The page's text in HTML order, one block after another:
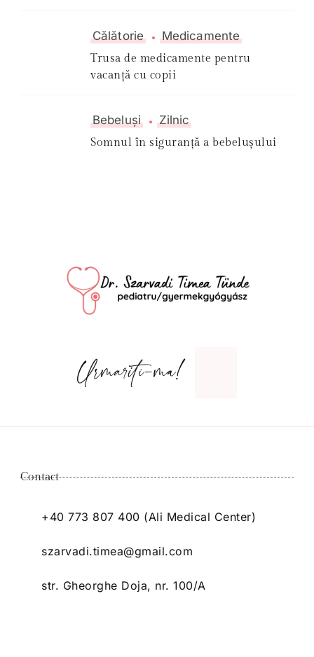
Călătorie Medicamente
Trusa de medicamente pentru
vacanță cu copii
Bebeluși Zilnic
Somnul în siguranță a bebelușului
Urmariti-ma!
Contact
+40 773 807 400 (Ali Medical Center)
szarvadi.timea@gmail.com
str. Gheorghe Doja, nr. 100/A